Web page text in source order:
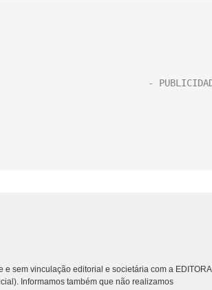
e sem vinculação editorial e societária com a EDITORA
Informamos também que não realizamos